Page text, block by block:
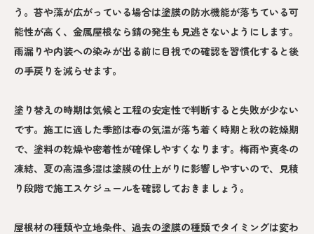
う。苔や藻が広がっている場合は塗膜の防水機能が落ちている可
能性が高く、金属屋根なら錆の発生も見逃さないようにします。
雨漏りや内装への染みが出る前に目視での確認を習慣化すると後
の手戻りを減らせます。
塗り替えの時期は気候と工程の安定性で判断すると失敗が少ない
です。施工に適した季節は春の気温が落ち着く時期と秋の乾燥期
で、塗料の乾燥や密着性が確保しやすくなります。梅雨や真冬の
凍結、夏の高温多湿は塗膜の仕上がりに影響しやすいので、見積
り段階で施工スケジュールを確認しておきましょう。
屋根材の種類や立地条件、過去の塗膜の種類でタイミングは変わ